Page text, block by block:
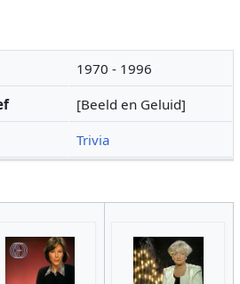
1970 - 1996
[Beeld en Geluid]
Trivia